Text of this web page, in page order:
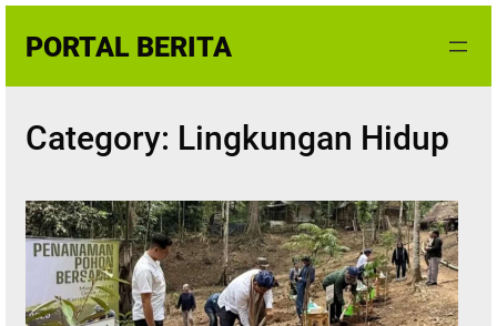
content
PORTAL BERITA
Category: Lingkungan Hidup